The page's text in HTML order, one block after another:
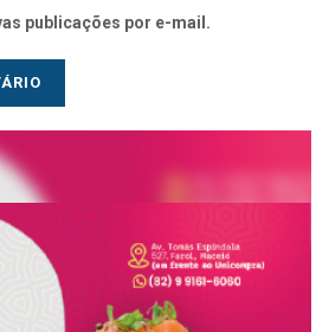
publicações por e-mail.